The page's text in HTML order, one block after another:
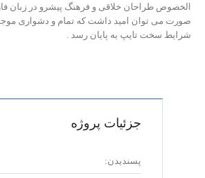
الخصوص طراحان خلاقی و فرهنگ پیشرو در زبان
صورت می توان امید داشت که تمام و دشواری موجود
شرایط سخت تایپ به پایان رسد .
جزئیات پروژه
پسندیدن: